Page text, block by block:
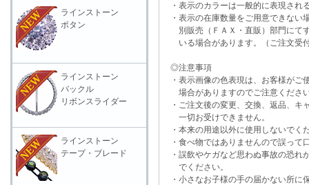
・表示のカラーは一般的に表現され
・表示の在庫数量をご用意できな
別販売（ＦＡＸ・直販）部門にて
いる場合があります。（ご注文受
◎注意事項
・表示画像の色表現は、お客様がご
場合がありますのでご注意くださ
・ご注文後の変更、交換、返品、キ
一切お受けできません。
・本来の用途以外に使用しないでく
・食べ物ではありませんので誤って
・誤飲やケガなど思わぬ事故の恐れ
でください。
・小さなお子様の手の届かない所に
ラインストーン
ボタン
ラインストーン
バックル
リボンスライダー
ラインストーン
テープ・ブレード